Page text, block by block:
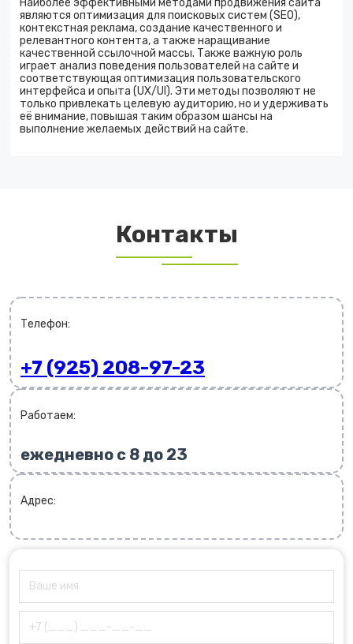
являются оптимизация для поисковых систем (SEO),
контекстная реклама, создание качественного и
релевантного контента, а также наращивание
качественной ссылочной массы. Также важную роль
играет анализ поведения пользователей на сайте и
соответствующая оптимизация пользовательского
интерфейса и опыта (UX/UI). Эти методы позволяют не
только привлекать целевую аудиторию, но и удерживать
её внимание, повышая таким образом шансы на
выполнение желаемых действий на сайте.
Контакты
Телефон:
+7 (925) 208-97-23
Работаем:
ежедневно с 8 до 23
Адрес: